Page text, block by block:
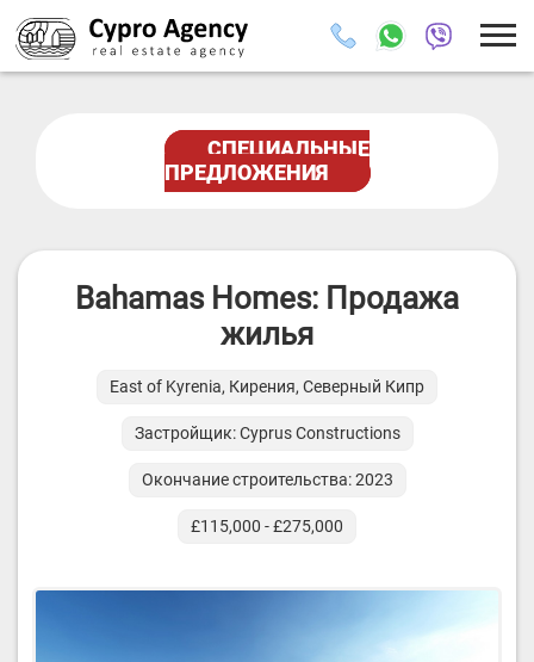
СПЕЦИАЛЬНЫЕ
ПРЕДЛОЖЕНИЯ
Bahamas Homes: Продажа
жилья
East of Kyrenia, Кирения, Северный Кипр
Застройщик: Cyprus Constructions
Окончание строительства: 2023
£115,000 - £275,000